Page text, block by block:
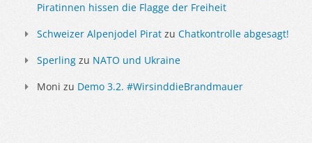
Piratinnen hissen die Flagge der Freiheit
Schweizer Alpenjodel Pirat zu Chatkontrolle abgesagt!
Sperling zu NATO und Ukraine
Moni zu Demo 3.2. #WirsinddieBrandmauer